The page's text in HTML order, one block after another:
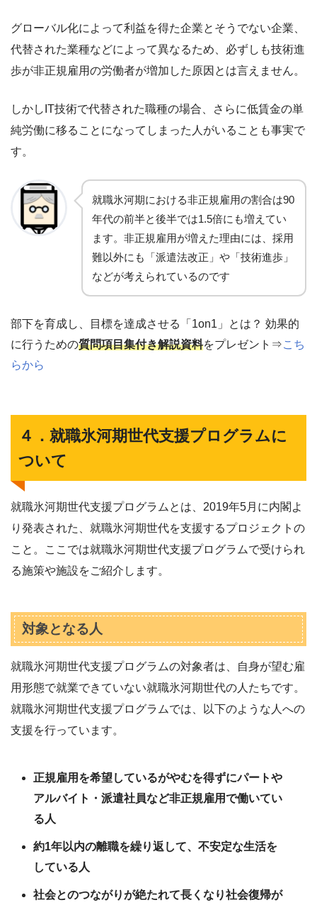
グローバル化によって利益を得た企業とそうでない企業、
代替された業種などによって異なるため、必ずしも技術進
歩が非正規雇用の労働者が増加した原因とは言えません。
しかしIT技術で代替された職種の場合、さらに低賃金の単
純労働に移ることになってしまった人がいることも事実で
す。
就職氷河期における非正規雇用の割合は90
年代の前半と後半では1.5倍にも増えてい
ます。非正規雇用が増えた理由には、採用
難以外にも「派遣法改正」や「技術進歩」
などが考えられているのです
部下を育成し、目標を達成させる「1on1」とは？ 効果的
に行うための質問項目集付き解説資料をプレゼント⇒こち
らから
４．就職氷河期世代支援プログラムに
ついて
就職氷河期世代支援プログラムとは、2019年5月に内閣よ
り発表された、就職氷河期世代を支援するプロジェクトの
こと。ここでは就職氷河期世代支援プログラムで受けられ
る施策や施設をご紹介します。
対象となる人
就職氷河期世代支援プログラムの対象者は、自身が望む雇
用形態で就業できていない就職氷河期世代の人たちです。
就職氷河期世代支援プログラムでは、以下のような人への
支援を行っています。
正規雇用を希望しているがやむを得ずにパートや
アルバイト・派遣社員など非正規雇用で働いてい
る人
約1年以内の離職を繰り返して、不安定な生活を
している人
社会とのつながりが絶たれて長くなり社会復帰が